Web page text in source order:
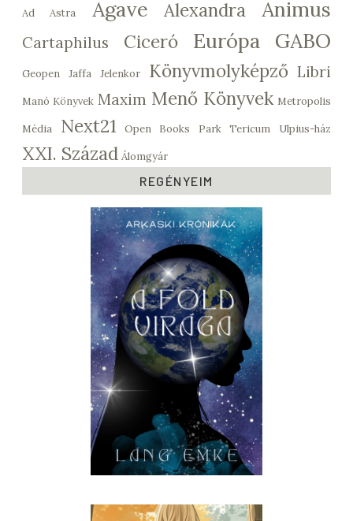
Ad Astra Agave Alexandra Animus
Cartaphilus Ciceró Európa GABO
Geopen Jaffa Jelenkor Könyvmolyképző Libri
Manó Könyvek Maxim Menő Könyvek Metropolis
Média Next21 Open Books Park Tericum Ulpius-ház
XXI. Század Álomgyár
REGÉNYEIM